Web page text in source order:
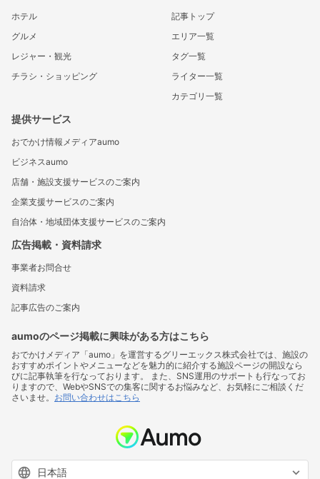
ホテル
グルメ
レジャー・観光
チラシ・ショッピング
記事トップ
エリア一覧
タグ一覧
ライター一覧
カテゴリ一覧
提供サービス
おでかけ情報メディアaumo
ビジネスaumo
店舗・施設支援サービスのご案内
企業支援サービスのご案内
自治体・地域団体支援サービスのご案内
広告掲載・資料請求
事業者お問合せ
資料請求
記事広告のご案内
aumoのページ掲載に興味がある方はこちら
おでかけメディア「aumo」を運営するグリーエックス株式会社では、施設の
おすすめポイントやメニューなどを魅力的に紹介する施設ページの開設なら
びに記事執筆を行なっております。 また、SNS運用のサポートも行なってお
りますので、WebやSNSでの集客に関するお悩みなど、お気軽にご相談くだ
さいませ。 お問い合わせはこちら